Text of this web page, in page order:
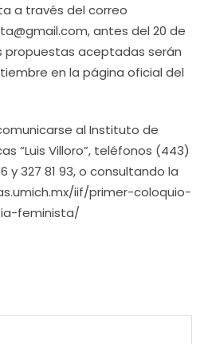
a través del correo
antes del 20 de
propuestas aceptadas serán
en la página oficial del
al Instituto de
“Luis Villoro”, teléfonos (443)
y 327 81 93, o consultando la
iif/primer-coloquio-
feminista/